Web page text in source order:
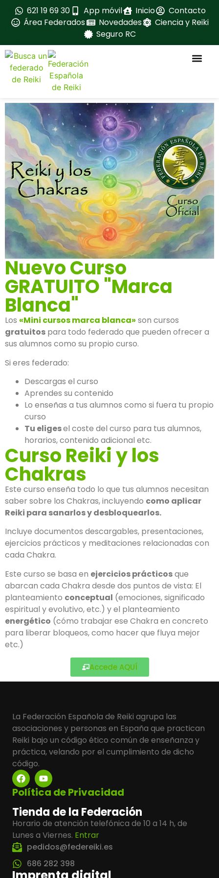
621 19 69 30 App móvil Inicio
Contacto
Área Federados
Novedades
Ciencia y Reiki
Seguro RC
Nuevo Curso
GRATUITO "Marca
Blanca"
Los «Mini cursos marca blanca» son cursos
gratuitos para todo federado que pueden ofrecer a
sus alumnos como su propio curso.
Si eres federado:
Descargas el curso
Aprendes su contenido
Lo enseñas a tus alumnos como si fuera tu propio
curso
Tu eligesel coste del curso para tus alumnos,
horarios, contenido adicional etc.
Curso Reiki y los
Chakras
Este curso enseña todo lo que tus alumnos necesitan
saber sobre los Chakras, incluyendo como aplicar
Reiki para sanarlos y desbloquearlos.
Incluye documentos descargables, presentaciones,
ejercicios prácticos y meditaciones relacionadas con
cada Chakra.
Este curso se basa en ejercicios prácticosque
abarcan cada Chakra desde dos puntos de vista: El
planteamiento conceptual (emociones, significado
espiritual y evolutivo, etc.) y el planteamiento
energético (cómo trabajar ese Chakra en concreto
para liberar bloqueos, como hacer que fluya mejor
etc.)
Accede AQUÍ
La Federación Española de Reiki agrupa las
asociaciones y personas en España que practican
Reiki bajo un código ético común de enseñanza y
práctica, velando por el cumplimiento de dicho
código.
Política de Privacidad
Tienda de la Federación
Horario de atención telefónica de 10 a 14 h, de
Lunes a Viernes. Entrar
pedidos@federeiki.es
686 282 398